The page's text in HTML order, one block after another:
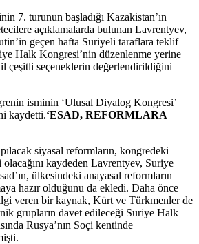
7. turunun başladığı Kazakistan’ın
açıklamalarda bulunan Lavrentyev,
geçen hafta Suriyeli taraflara teklif
Halk Kongresi’nin düzenlenme yerine
çeşitli seçeneklerin değerlendirildiğini
isminin ‘Ulusal Diyalog Kongresi’
kaydetti.‘ESAD, REFORMLARA
siyasal reformların, kongredeki
olacağını kaydeden Lavrentyev, Suriye
ülkesindeki anayasal reformların
hazır olduğunu da ekledi. Daha önce
veren bir kaynak, Kürt ve Türkmenler de
grupların davet edileceği Suriye Halk
Rusya’nın Soçi kentinde